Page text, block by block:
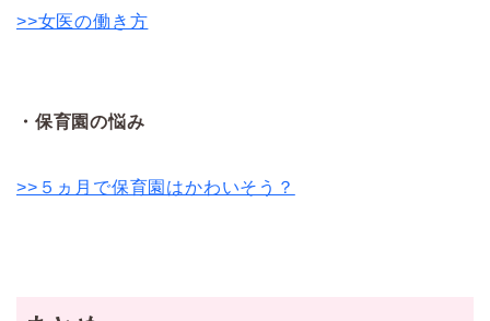
>>女医の働き方
・保育園の悩み
>>５ヵ月で保育園はかわいそう？